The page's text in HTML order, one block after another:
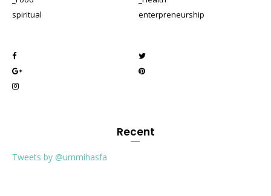
spiritual
enterpreneurship
Recent
Tweets by @ummihasfa